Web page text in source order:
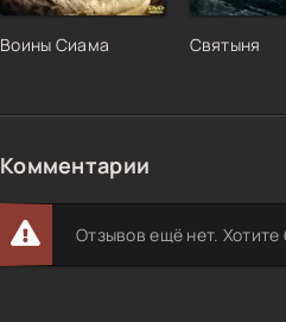
Воины Сиама Святыня
Комментарии
Отзывов ещё нет.